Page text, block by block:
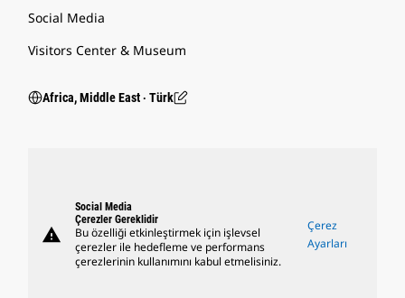
Social Media
Visitors Center & Museum
Africa, Middle East ‧ Türk
warning
Social Media
Çerezler Gereklidir
Bu özelliği etkinleştirmek için işlevsel
çerezler ile hedefleme ve performans
çerezlerinin kullanımını kabul etmelisiniz.
Çerez
Ayarları